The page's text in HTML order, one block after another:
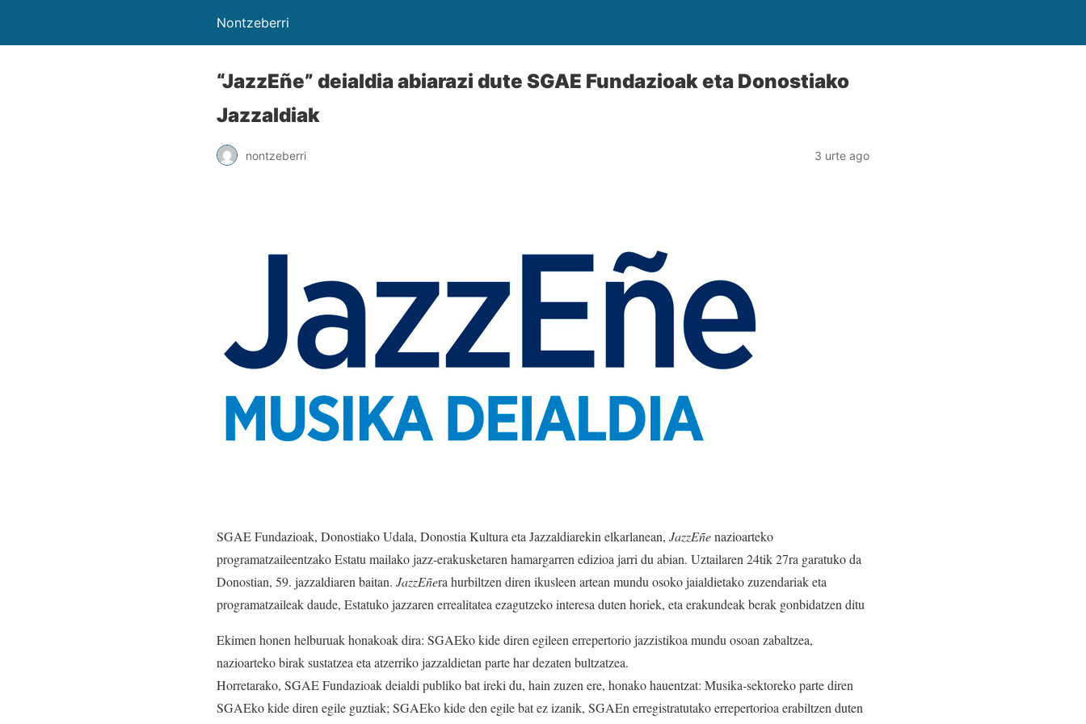
Nontzeberri
“JazzEñe” deialdia abiarazi dute SGAE Fundazioak eta Donostiako
Jazzaldiak
nontzeberri 3 urte ago
SGAE Fundazioak, Donostiako Udala, Donostia Kultura eta Jazzaldiarekin elkarlanean, JazzEñenazioarteko
programatzaileentzako Estatu mailako jazz-erakusketaren hamargarren edizioa jarri du abian. Uztailaren 24tik 27ra garatuko da
Donostian, 59. jazzaldiaren baitan. JazzEñera hurbiltzen diren ikusleen artean mundu osoko jaialdietako zuzendariak eta
programatzaileak daude, Estatuko jazzaren errealitatea ezagutzeko interesa duten horiek, eta erakundeak berak gonbidatzen ditu
Ekimen honen helburuak honakoak dira: SGAEko kide diren egileen errepertorio jazzistikoa mundu osoan zabaltzea,
nazioarteko birak sustatzea eta atzerriko jazzaldietan parte har dezaten bultzatzea.
Horretarako, SGAE Fundazioak deialdi publiko bat ireki du, hain zuzen ere, honako hauentzat: Musika-sektoreko parte diren
SGAEko kide diren egile guztiak; SGAEko kide den egile bat ez izanik, SGAEn erregistratutako errepertorioa erabiltzen duten